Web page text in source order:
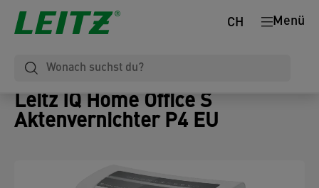
Menü
CH
Leitz IQ Home Office S
Aktenvernichter P4 EU